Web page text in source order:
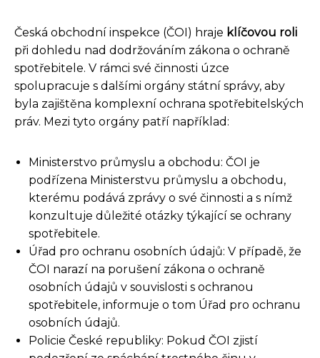
Česká obchodní inspekce (ČOI) hraje klíčovou roli
při dohledu nad dodržováním zákona o ochraně
spotřebitele. V rámci své činnosti úzce
spolupracuje s dalšími orgány státní správy, aby
byla zajištěna komplexní ochrana spotřebitelských
práv. Mezi tyto orgány patří například:
Ministerstvo průmyslu a obchodu: ČOI je
podřízena Ministerstvu průmyslu a obchodu,
kterému podává zprávy o své činnosti a s nímž
konzultuje důležité otázky týkající se ochrany
spotřebitele.
Úřad pro ochranu osobních údajů: V případě, že
ČOI narazí na porušení zákona o ochraně
osobních údajů v souvislosti s ochranou
spotřebitele, informuje o tom Úřad pro ochranu
osobních údajů.
Policie České republiky: Pokud ČOI zjistí